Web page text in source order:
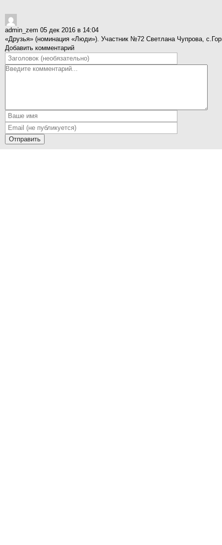
admin_zem 05 дек 2016 в 14:04
«Друзья» (номинация «Люди»). Участник №72 Светлана Чупрова,
Добавить комментарий
Отправить